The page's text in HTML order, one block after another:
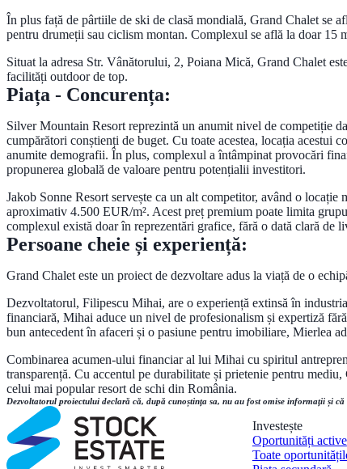
În plus față de pârtiile de ski de clasă mondială, Grand Chalet se
pentru drumeții sau ciclism montan. Complexul se află la doar 15
Situat la adresa Str. Vânătorului, 2, Poiana Mică, Grand Chalet
facilități outdoor de top.
Piața - Concurența:
Silver Mountain Resort reprezintă un anumit nivel de competiție
cumpărători conștienți de buget. Cu toate acestea, locația acestui
anumite demografii. În plus, complexul a întâmpinat provocări
propunerea globală de valoare pentru potențialii investitori.
Jakob Sonne Resort servește ca un alt competitor, având o
aproximativ 4.500 EUR/m². Acest preț premium poate limita
complexul există doar în reprezentări grafice, fără o dată clară
Persoane cheie și experiență:
Grand Chalet este un proiect de dezvoltare adus la viață de o
Dezvoltatorul, Filipescu Mihai, are o experiență extinsă în
financiară, Mihai aduce un nivel de profesionalism și expertiză
bun antecedent în afaceri și o pasiune pentru imobiliare, Mierlea
Combinarea acumen-ului financiar al lui Mihai cu spiritul
transparență. Cu accentul pe durabilitate și prietenie pentru
celui mai popular resort de schi din România.
Dezvoltatorul proiectului declară că, după cunoștința sa, nu au fost omise informații și
Investește
Oportunități active
Toate